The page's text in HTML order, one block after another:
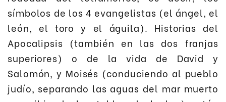
símbolos de los 4 evangelistas (el ángel, el
león, el toro y el águila). Historias del
Apocalipsis (también en las dos franjas
superiores) o de la vida de David y
Salomón, y Moisés (conduciendo al pueblo
judío, separando las aguas del mar muerto